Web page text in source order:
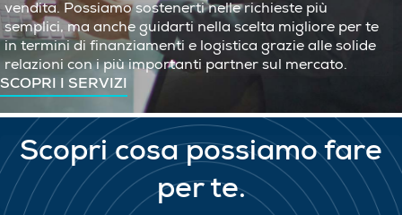
vendita. Possiamo sostenerti nelle richieste più
semplici, ma anche guidarti nella scelta migliore per te
in termini di finanziamenti e logistica grazie alle solide
relazioni con i più importanti partner sul mercato.
SCOPRI I SERVIZI
Scopri cosa possiamo fare
per te.